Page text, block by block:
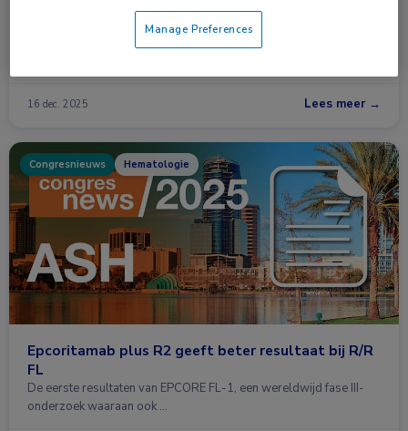
Minder controles nodig bij indolent lymfoom
Voor mensen met indolente lymfomen komen er in de toekomst
16 dec. 2025 Lees meer →
Congresnieuws Hematologie
Epcoritamab plus R2 geeft beter resultaat bij R/R
FL
De eerste resultaten van EPCORE FL-1, een wereldwijd fase III-
onderzoek waaraan ook …
Manage Preferences